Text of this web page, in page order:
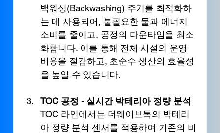
백워싱(Backwashing) 주기를 최적화하
는 데 사용되어, 불필요한 물과 에너지
소비를 줄이고, 공정의 다운타임을 최소
화합니다. 이를 통해 전체 시설의 운영
비용을 절감하고, 초순수 생산의 효율성
을 높일 수 있습니다.
TOC 공정 - 실시간 박테리아 정량 분석
TOC 라인에서는 더웨이브톡의 박테리
아 정량 분석 센서를 적용하여 기존의 비